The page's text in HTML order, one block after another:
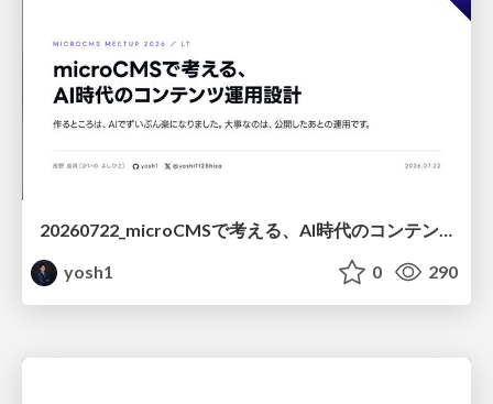
20260722_microCMSで考える、AI時代のコンテンツ運用設計
yosh1
0 290